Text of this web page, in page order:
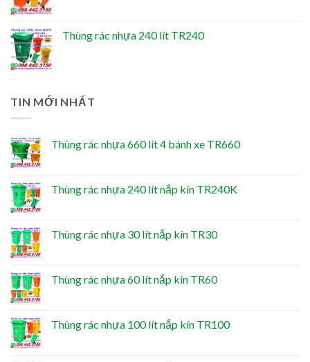
Thùng rác nhựa 240 lít TR240
TIN MỚI NHẤT
Thùng rác nhựa 660 lít 4 bánh xe TR660
Thùng rác nhựa 240 lít nắp kín TR240K
Thùng rác nhựa 30 lít nắp kín TR30
Thùng rác nhựa 60 lít nắp kín TR60
Thùng rác nhựa 100 lít nắp kín TR100